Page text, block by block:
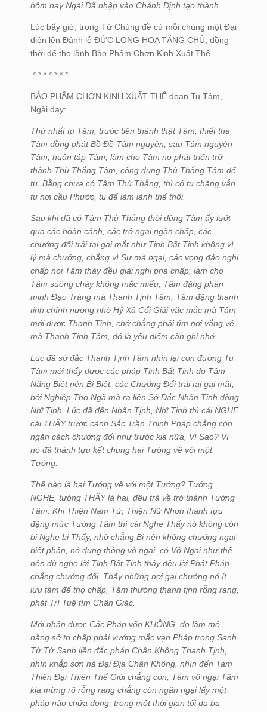
hôm nay Ngài Đã nhập vào Chánh Định tạo thành.
Lúc bấy giờ, trong Tứ Chúng đề cử mỗi chúng một Đại
diện lên Đảnh lễ ĐỨC LONG HOA TĂNG CHỦ, đồng
thời để thọ lãnh Bảo Phẩm Chơn Kinh Xuất Thế.
* * * * * * *
BẢO PHẨM CHƠN KINH XUẤT THẾ đoạn Tu Tâm,
Ngài dạy:
Thứ nhất tu Tâm, trước tiên thành thật Tâm, thiết tha
Tâm đồng phát Bồ Đề Tâm nguyện, sau Tâm nguyện
Tâm, huân tập Tâm, làm cho Tâm nọ phát triển trở
thành Thù Thắng Tâm, công dụng Thù Thắng Tâm để
tu. Bằng chưa có Tâm Thù Thắng, thì có tu chăng vẫn
tu nơi cầu Phước, tu để làm lành thế thôi.
Sau khi đã có Tâm Thù Thắng thời dùng Tâm ấy lướt
qua các hoàn cảnh, các trở ngại ngăn chấp, các
chướng đối trái tai gai mắt như Tịnh Bất Tịnh không vì
lý mà chướng, chẳng vì Sự mà ngại, các vọng đảo nghi
chấp nơi Tâm thảy đều giải nghi phá chấp, làm cho
Tâm suông chảy không mắc miếu, Tâm đặng phân
minh Đạo Tràng mà Thanh Tịnh Tâm, Tâm đặng thanh
tịnh chính nương nhờ Hỷ Xả Cổi Giải vặc mắc mà Tâm
mới được Thanh Tịnh, chớ chẳng phải tìm nơi vắng vẻ
mà Thanh Tịnh Tâm, đó là yếu điểm cần ghi nhớ.
Lúc đã sở đắc Thanh Tịnh Tâm nhìn lại con đường Tu
Tâm mới thấy được các pháp Tịnh Bất Tịnh do Tâm
Năng Biệt nên Bị Biệt, các Chướng Đối trái tai gai mắt,
bởi Nghiệp Thọ Ngã mà ra liền Sở Đắc Nhãn Tịnh đồng
Nhĩ Tịnh. Lúc đã đến Nhãn Tịnh, Nhĩ Tịnh thì cái NGHE
cái THẤY trước cảnh Sắc Trần Thinh Pháp chẳng còn
ngăn cách chướng đối như trước kia nữa, Vì Sao? Vì
nó đã thành tựu kết chung hai Tướng về với một
Tướng.
Thế nào là hai Tướng về với một Tướng? Tướng
NGHE, tướng THẤY là hai, đều trả về trở thành Tướng
Tâm. Khi Thiện Nam Tử, Thiện Nữ Nhơn thành tựu
đặng mức Tướng Tâm thì cái Nghe Thấy nó không còn
bị Nghe bị Thấy, nhờ chẳng Bị nên không chướng ngại
biệt phân, nó dung thông vô ngại, có Vô Ngại như thế
nên dù nghe lời Tịnh Bất Tịnh thảy đều lời Phật Pháp
chẳng chướng đối. Thấy những nơi gai chướng nó ít
lưu tâm để thọ chấp, Tâm thường thanh tịnh rỗng rang,
phát Trí Tuệ tìm Chân Giác.
Mới nhận được Các Pháp vốn KHÔNG, do lầm mê
năng sở tri chấp phải vướng mắc vạn Pháp trong Sanh
Tử Tử Sanh liền đắc pháp Chân Không Thanh Tịnh,
nhìn khắp sơn hà Đại Địa Chân Không, nhìn đến Tam
Thiên Đại Thiên Thế Giới chẳng còn, Tâm vô ngại Tâm
kia mừng rỡ rỗng rang chẳng còn ngăn ngại lấy một
pháp nào chứa đọng, trong một thời gian tối đa ba